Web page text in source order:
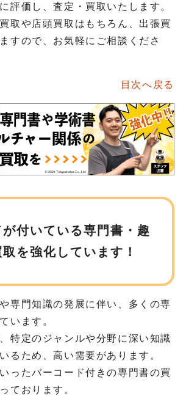
評価し、査定・買取いたします。
取や店頭買取はもちろん、出張買
すので、お気軽にご相談くださ
目次へ戻る
付いている専門書・趣
を強化しています！
専門知識の発展に伴い、多くの専
います。
特定のジャンルや分野に深い知識
るため、高い需要があります。
ったバーコード付きの専門書の買
ております。